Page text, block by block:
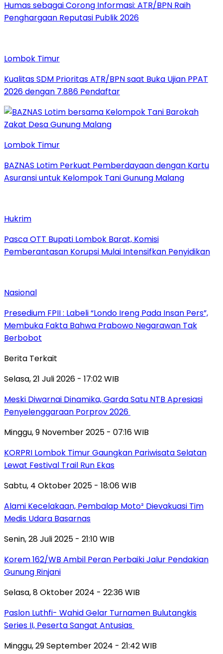
Humas sebagai Corong Informasi: ATR/BPN Raih
Penghargaan Reputasi Publik 2026
Lombok Timur
Kualitas SDM Prioritas ATR/BPN saat Buka Ujian PPAT
2026 dengan 7.886 Pendaftar
Lombok Timur
BAZNAS Lotim Perkuat Pemberdayaan dengan Kartu
Asuransi untuk Kelompok Tani Gunung Malang
Hukrim
Pasca OTT Bupati Lombok Barat, Komisi
Pemberantasan Korupsi Mulai Intensifkan Penyidikan
Nasional
Presedium FPII : Labeli “Londo Ireng Pada Insan Pers”,
Membuka Fakta Bahwa Prabowo Negarawan Tak
Berbobot
Berita Terkait
Selasa, 21 Juli 2026 - 17:02 WIB
Meski Diwarnai Dinamika, Garda Satu NTB Apresiasi
Penyelenggaraan Porprov 2026 ‎
Minggu, 9 November 2025 - 07:16 WIB
KORPRI Lombok Timur Gaungkan Pariwisata Selatan
Lewat Festival Trail Run Ekas
Sabtu, 4 Oktober 2025 - 18:06 WIB
Alami Kecelakaan, Pembalap Moto² Dievakuasi Tim
Medis Udara Basarnas
Senin, 28 Juli 2025 - 21:10 WIB
Korem 162/WB Ambil Peran Perbaiki Jalur Pendakian
Gunung Rinjani
Selasa, 8 Oktober 2024 - 22:36 WIB
Paslon Luthfi- Wahid Gelar Turnamen Bulutangkis
Series II, Peserta Sangat Antusias
Minggu, 29 September 2024 - 21:42 WIB